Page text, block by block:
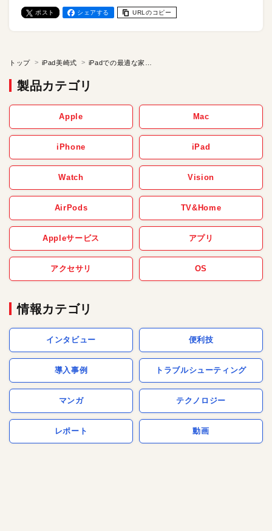
ポスト シェアする URLのコピー
トップ iPad美崎式
製品カテゴリ
Apple Mac
iPhone iPad
Watch Vision
AirPods TV&Home
Appleサービス アプリ
アクセサリ OS
情報カテゴリ
インタビュー 便利技
導入事例 トラブルシューティング
マンガ テクノロジー
レポート 動画